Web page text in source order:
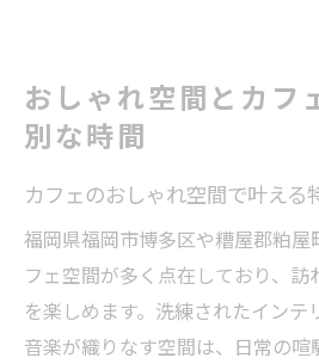
おしゃれ空間とカフ
別な時間
カフェのおしゃれ空間で叶える
福岡県福岡市博多区や糟屋郡粕屋
フェ空間が多く点在しており、
を楽しめます。洗練されたインテ
音楽が織りなす空間は、日常の喧